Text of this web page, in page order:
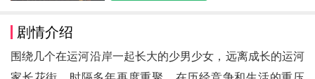
剧情介绍
围绕几个在运河沿岸一起长大的少男少女，远离成长的运河